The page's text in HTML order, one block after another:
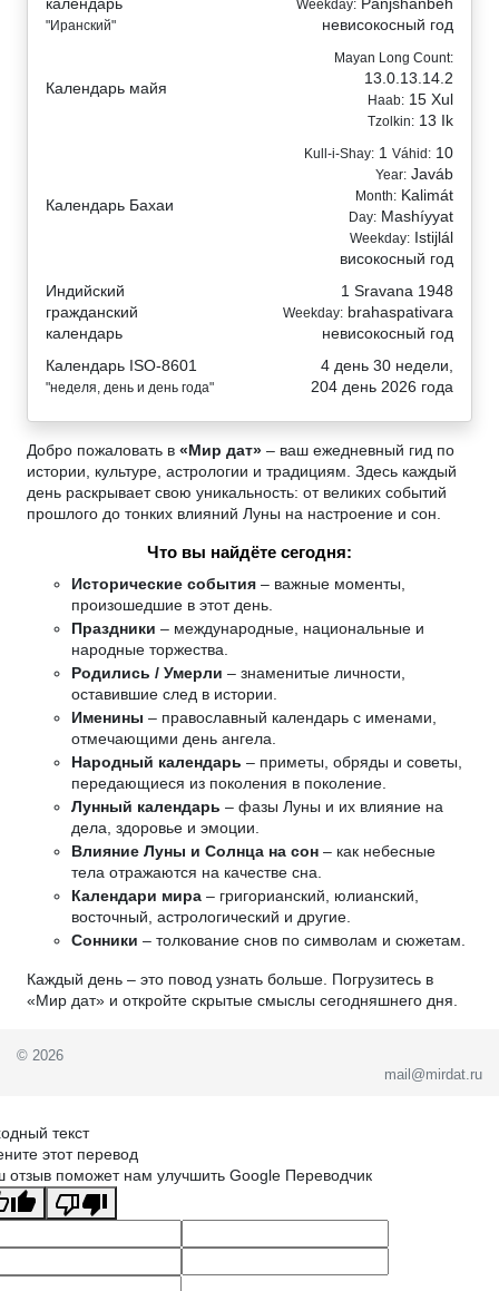
"Иранский"
Weekday:
невисокосный год
Календарь майя
Mayan Long Count:
13.0.13.14.2
Haab: 15 Xul
Tzolkin: 13 Ik
Календарь Бахаи
Kull-i-Shay: 1 Váhid: 10
Year: Javáb
Month: Kalimát
Day: Mashíyyat
Weekday: Istijlál
високосный год
Индийский
гражданский
календарь
1 Sravana 1948
Weekday: brahaspativara
невисокосный год
Календарь ISO-8601
"неделя, день и день года"
4 день 30 недели,
204 день 2026 года
Добро пожаловать в «Мир дат» – ваш ежедневный гид по
истории, культуре, астрологии и традициям. Здесь каждый
день раскрывает свою уникальность: от великих событий
прошлого до тонких влияний Луны на настроение и сон.
Что вы найдёте сегодня:
Исторические события – важные моменты,
произошедшие в этот день.
Праздники – международные, национальные и
народные торжества.
Родились / Умерли – знаменитые личности,
оставившие след в истории.
Именины – православный календарь с именами,
отмечающими день ангела.
Народный календарь – приметы, обряды и советы,
передающиеся из поколения в поколение.
Лунный календарь – фазы Луны и их влияние на
дела, здоровье и эмоции.
Влияние Луны и Солнца на сон – как небесные
тела отражаются на качестве сна.
Календари мира – григорианский, юлианский,
восточный, астрологический и другие.
Сонники – толкование снов по символам и сюжетам.
Каждый день – это повод узнать больше. Погрузитесь в
«Мир дат» и откройте скрытые смыслы сегодняшнего дня.
© 2026
mail@mirdat.ru
текст
этот перевод
отзыв поможет нам улучшить Google Переводчик